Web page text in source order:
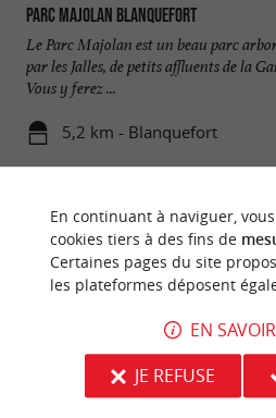
Parc Majolan Blanquefort
Le Parc Majolan est un beau parc
par les Jalles, de petits affluents de la
Vous y ferez ...
5,2 km - Blanquefort
NOUS AVONS
En continuant à naviguer,
cookies tiers à des fins de
Certaines pages du site
les plateformes déposent
EN
JE REFUSE